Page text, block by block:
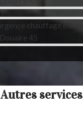
Autres services